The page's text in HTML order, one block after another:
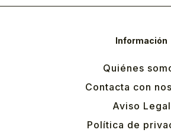
Información
Quiénes
Contacta con
Aviso Legal
Política de